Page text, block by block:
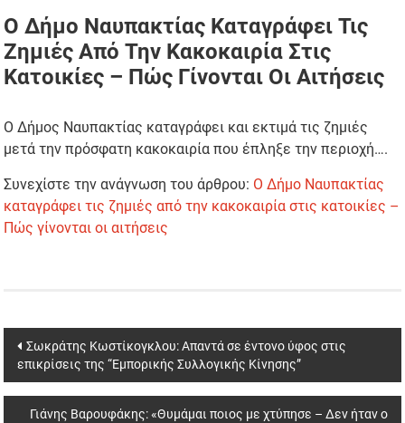
Ο Δήμο Ναυπακτίας Καταγράφει Τις
Ζημιές Από Την Κακοκαιρία Στις
Κατοικίες – Πώς Γίνονται Οι Αιτήσεις
Ο Δήμος Ναυπακτίας καταγράφει και εκτιμά τις ζημιές
μετά την πρόσφατη κακοκαιρία που έπληξε την περιοχή….
Συνεχίστε την ανάγνωση του άρθρου: Ο Δήμο Ναυπακτίας
καταγράφει τις ζημιές από την κακοκαιρία στις κατοικίες –
Πώς γίνονται οι αιτήσεις
Post
navigation
Σωκράτης Κωστίκογκλου: Απαντά σε έντονο ύφος στις
επικρίσεις της “Εμπορικής Συλλογικής Κίνησης”
Γιάνης Βαρουφάκης: «Θυμάμαι ποιος με χτύπησε – Δεν ήταν ο